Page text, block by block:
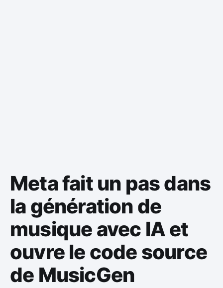
Meta fait un pas dans
la génération de
musique avec IA et
ouvre le code source
de MusicGen